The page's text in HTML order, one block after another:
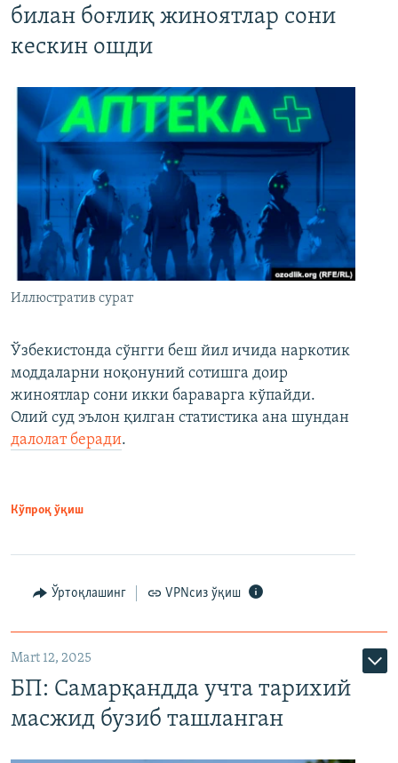
билан боғлиқ жиноятлар сони
кескин ошди
Иллюстратив сурат
Ўзбекистонда сўнгги беш йил ичида наркотик
моддаларни ноқонуний сотишга доир
жиноятлар сони икки бараварга кўпайди.
Олий суд эълон қилган статистика ана шундан
далолат беради.
Кўпроқ ўқиш
Ўртоқлашинг VPNсиз ўқиш
Mart 12, 2025
БП: Самарқандда учта тарихий
масжид бузиб ташланган